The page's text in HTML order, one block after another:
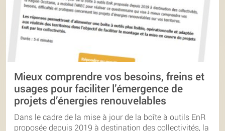
Mieux comprendre vos besoins, freins et
usages pour faciliter l’émergence de
projets d’énergies renouvelables
Dans le cadre de la mise à jour de la boîte à outils EnR
proposée depuis 2019 à destination des collectivités, la